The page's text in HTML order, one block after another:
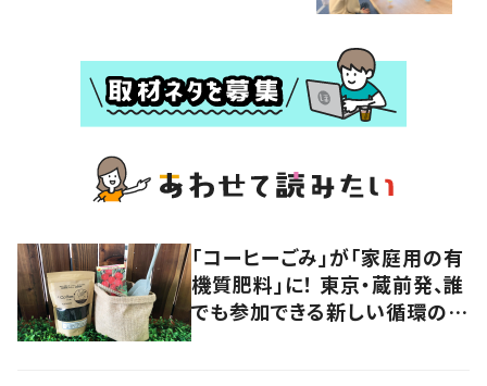
「コーヒーごみ」が「家庭用の有
機質肥料」に！ 東京・蔵前発、誰
でも参加できる新しい循環の仕